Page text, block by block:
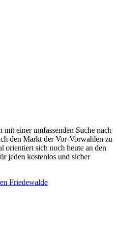
einer umfassenden Suche nach
den Markt der Vor-Vorwahlen zu
orientiert sich noch heute an den
jeden kostenlos und sicher
Friedewalde